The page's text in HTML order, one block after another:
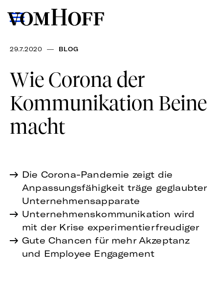
29.7.2020 — BLOG
Wie Corona der
Kommunikation Beine
macht
Die Corona-Pandemie zeigt die
Anpassungsfähigkeit träge geglaubter
Unternehmensapparate
Unternehmenskommunikation wird
mit der Krise experimentierfreudiger
Gute Chancen für mehr Akzeptanz
und Employee Engagement